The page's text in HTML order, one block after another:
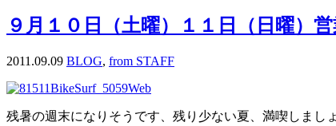
９月１０日（土曜）１１日（日曜）営
2011.09.09 BLOG, from STAFF
残暑の週末になりそうです、残り少ない夏、満喫しまし